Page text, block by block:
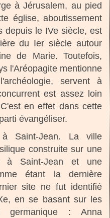
à Jérusalem, au pied
église, aboutissement
depuis le IVe siècle, est
du Ier siècle autour
de Marie. Toutefois,
l'Aréopagite mentionne
servent à
est assez loin
en effet dans cette
évangéliser.
Saint-Jean. La ville
construite sur une
à Saint-Jean et une
étant la dernière
site ne fut identifié
en se basant sur les
germanique : Anna